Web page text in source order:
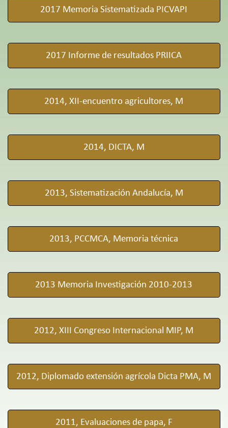
2017 Memoria Sistematizada PICVAPI
2017 Informe de resultados PRIICA
2014, XII-encuentro agricultores, M
2014, DICTA, M
2013, Sistematización Andalucía, M
2013, PCCMCA, Memoria técnica
2013 Memoria Investigación 2010-2013
2012, XIII Congreso Internacional MIP, M
2012, Diplomado extensión agrícola Dicta PMA, M
2011, Evaluaciones de papa, F